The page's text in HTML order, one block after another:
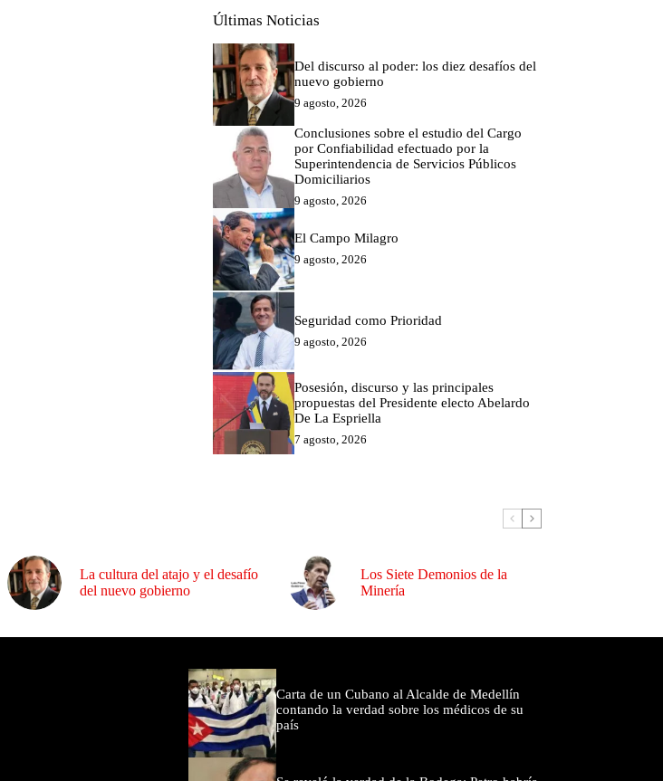
Últimas Noticias
Del discurso al poder: los diez desafíos del
nuevo gobierno
9 agosto, 2026
Conclusiones sobre el estudio del Cargo
por Confiabilidad efectuado por la
Superintendencia de Servicios Públicos
Domiciliarios
9 agosto, 2026
El Campo Milagro
9 agosto, 2026
Seguridad como Prioridad
9 agosto, 2026
Posesión, discurso y las principales
propuestas del Presidente electo Abelardo
De La Espriella
7 agosto, 2026
La cultura del atajo y el desafío
del nuevo gobierno
Los Siete Demonios de la
Minería
Carta de un Cubano al Alcalde de Medellín
contando la verdad sobre los médicos de su
país